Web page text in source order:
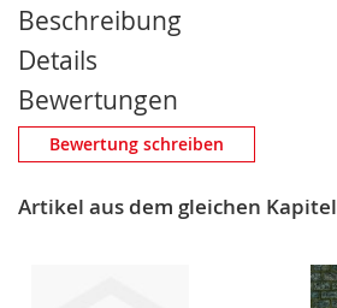
Beschreibung
Details
Bewertungen
Eigene Bewertung schreiben
Nickname
Bewertung schreiben
Artikel aus dem gleichen Kapitel